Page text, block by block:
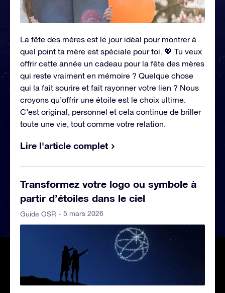
La fête des mères est le jour idéal pour montrer à
quel point ta mère est spéciale pour toi. 💖 Tu veux
offrir cette année un cadeau pour la fête des mères
qui reste vraiment en mémoire ? Quelque chose
qui la fait sourire et fait rayonner votre lien ? Nous
croyons qu’offrir une étoile est le choix ultime.
C’est original, personnel et cela continue de briller
toute une vie, tout comme votre relation.
Lire l'article complet
Transformez votre logo ou symbole à
partir d’étoiles dans le ciel
Guide OSR - 5 mars 2026